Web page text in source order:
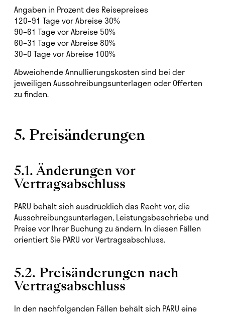
Angaben in Prozent des Reisepreises
120–91 Tage vor Abreise 30%
90–61 Tage vor Abreise 50%
60–31 Tage vor Abreise 80%
30–0 Tage vor Abreise 100%
Abweichende Annullierungskosten sind bei der
jeweiligen Ausschreibungsunterlagen oder Offerten
zu finden.
5. Preisänderungen
5.1. Änderungen vor
Vertragsabschluss
PARU behält sich ausdrücklich das Recht vor, die
Ausschreibungsunterlagen, Leistungsbeschriebe und
Preise vor Ihrer Buchung zu ändern. In diesen Fällen
orientiert Sie PARU vor Vertragsabschluss.
5.2. Preisänderungen nach
Vertragsabschluss
In den nachfolgenden Fällen behält sich PARU eine